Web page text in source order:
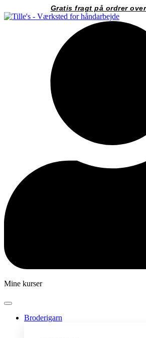
til
Gratis fragt på ordrer
Mine kurser
Broderigarn